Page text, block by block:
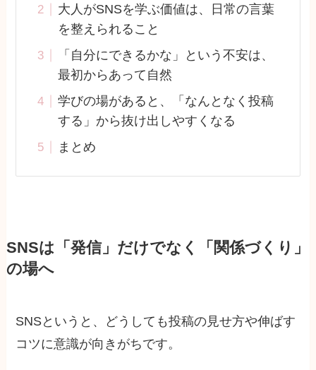
大人がSNSを学ぶ価値は、日常の言葉
を整えられること
「自分にできるかな」という不安は、
最初からあって自然
学びの場があると、「なんとなく投稿
する」から抜け出しやすくなる
まとめ
SNSは「発信」だけでなく「関係づくり」
の場へ
SNSというと、どうしても投稿の見せ方や伸ばす
コツに意識が向きがちです。